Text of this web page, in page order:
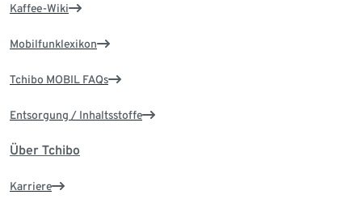
Kaffee-Wiki
Mobilfunklexikon
Tchibo MOBIL FAQs
Entsorgung / Inhaltsstoffe
Über Tchibo
Karriere